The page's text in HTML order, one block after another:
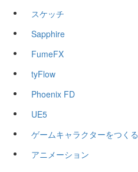
スケッチ
Sapphire
FumeFX
tyFlow
Phoenix FD
UE5
ゲームキャラクターをつくる
アニメーション